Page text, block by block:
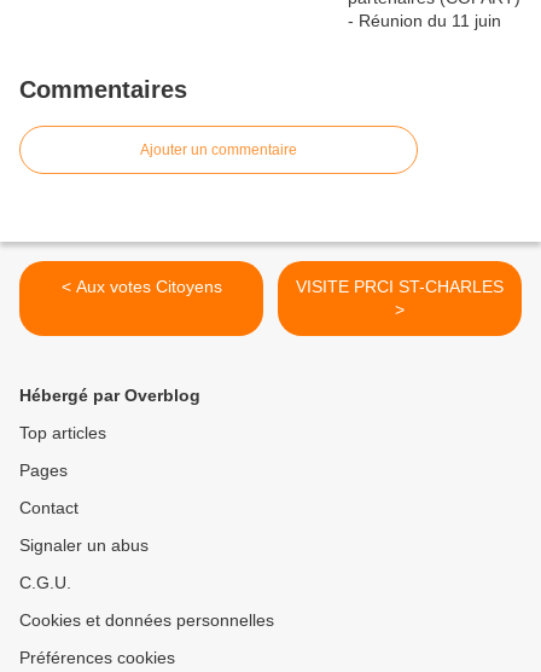
Commentaires
Ajouter un commentaire
< Aux votes Citoyens
VISITE PRCI ST-CHARLES
>
Hébergé par Overblog
Top articles
Pages
Contact
Signaler un abus
C.G.U.
Cookies et données personnelles
Préférences cookies